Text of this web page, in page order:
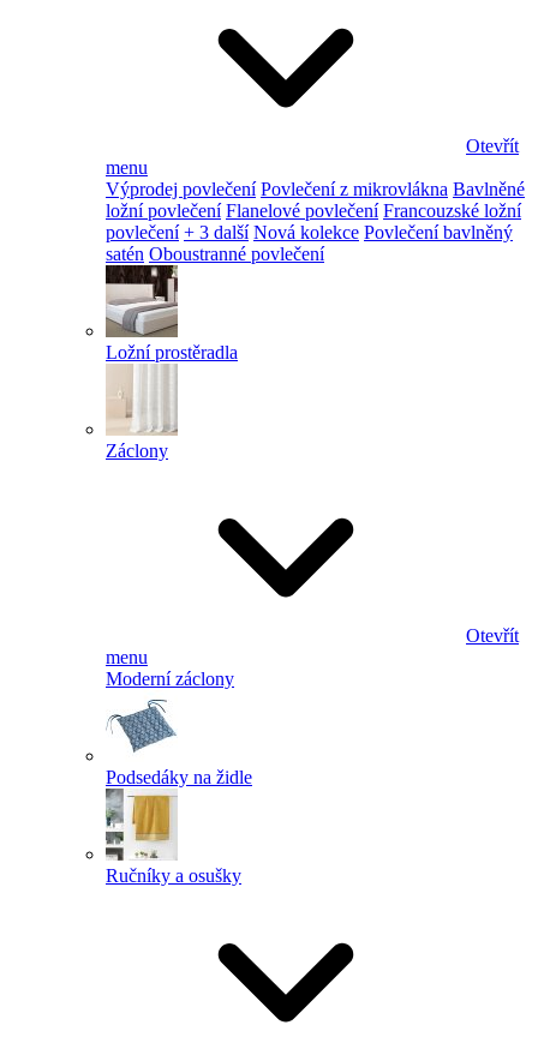
Otevřít
menu
Výprodej povlečení Povlečení z mikrovlákna Bavlněné
ložní povlečení Flanelové povlečení Francouzské ložní
povlečení + 3 další Nová kolekce Povlečení bavlněný
satén Oboustranné povlečení
Ložní prostěradla
Záclony
Otevřít
menu
Moderní záclony
Podsedáky na židle
Ručníky a osušky